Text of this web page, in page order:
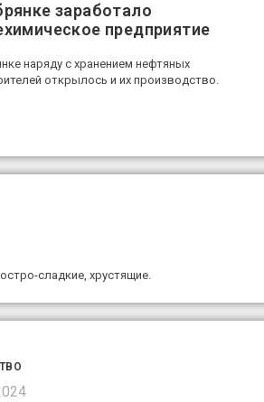
заработало
предприятие
наряду с хранением нефтяных
открылось и их производство.
сладкие, хрустящие.